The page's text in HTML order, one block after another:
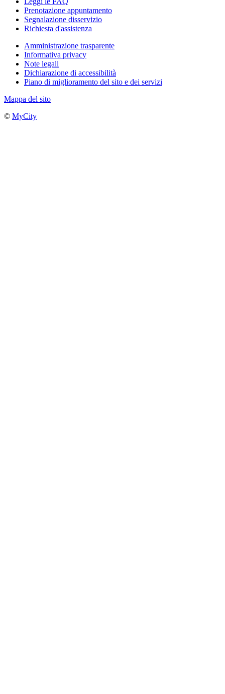
Prenotazione appuntamento
Segnalazione disservizio
Richiesta d'assistenza
Amministrazione trasparente
Informativa privacy
Note legali
Dichiarazione di accessibilità
Piano di miglioramento del sito e dei servizi
Mappa del sito
© MyCity